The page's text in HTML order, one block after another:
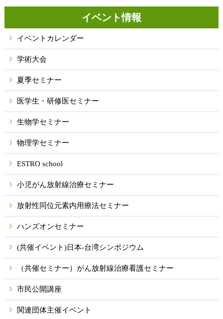
イベント情報
イベントカレンダー
学術大会
夏季セミナー
医学生・研修医セミナー
生物学セミナー
物理学セミナー
ESTRO school
小児がん放射線治療セミナー
放射性同位元素内用療法セミナー
ハンズオンセミナー
(共催イベント)日本-台湾シンポジウム
（共催セミナー）がん放射線治療看護セミナー
市民公開講座
関連団体主催イベント